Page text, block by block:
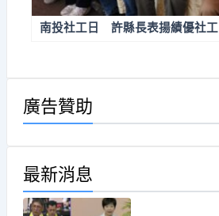
南投社工日 許縣長表揚績優社工
廣告贊助
最新消息